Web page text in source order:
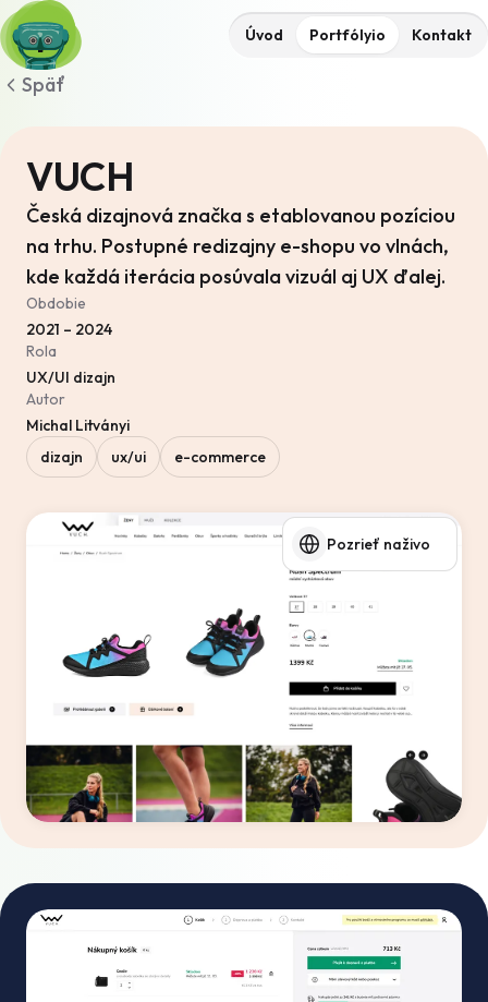
Úvod Portfólyio Kontakt
Späť
VUCH
Česká dizajnová značka s etablovanou pozíciou
na trhu. Postupné redizajny e-shopu vo vlnách,
kde každá iterácia posúvala vizuál aj UX ďalej.
Obdobie
2021 – 2024
Rola
UX/UI dizajn
Autor
Michal Litványi
dizajn
ux/ui e-commerce
Pozrieť naživo